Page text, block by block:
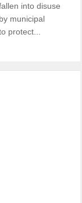
into disuse
municipal
protect...